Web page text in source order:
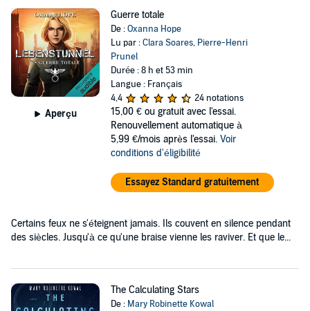
Aperçu
Guerre totale
De :Oxanna Hope
Lu par :Clara Soares, Pierre-Henri
Prunel
Durée : 8 h et 53 min
Langue : Français
4,4
24 notations
15,00 € ou gratuit avec l'essai.
Renouvellement automatique à
5,99 €/mois après l'essai. Voir
conditions d'éligibilité
Essayez Standard gratuitement
Certains feux ne s'éteignent jamais. Ils couvent en silence pendant
des siècles. Jusqu'à ce qu'une braise vienne les raviver. Et que le...
The Calculating Stars
De : Mary Robinette Kowal